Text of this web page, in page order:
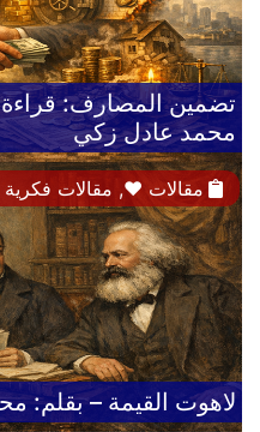
تضمين المصارف: قراءة
محمد عادل زكي
مقالات ♥, مقالات فكرية
لاهوت القيمة – بقلم: